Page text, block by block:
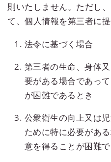
則いたしません。ただし
て、個人情報を第三者に
法令に基づく場合
第三者の生命、身体
要がある場合であっ
が困難であるとき
公衆衛生の向上又は
ために特に必要があ
意を得ることが困難